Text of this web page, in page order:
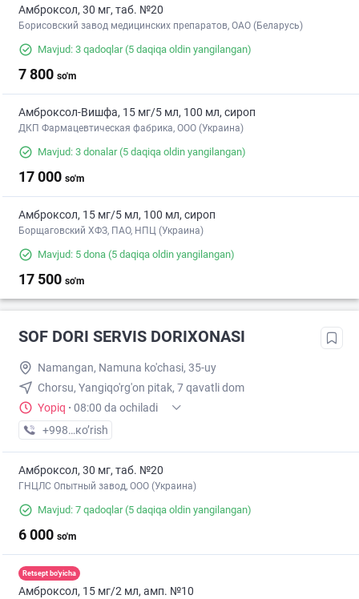
Амброксол, 30 мг, таб. №20
Борисовский завод медицинских препаратов, ОАО (Беларусь)
Mavjud: 3 qadoqlar(5 daqiqa oldin yangilangan)
7 800 so'm
Амброксол-Вишфа, 15 мг/5 мл, 100 мл, сироп
ДКП Фармацевтическая фабрика, ООО (Украина)
Mavjud: 3 donalar(5 daqiqa oldin yangilangan)
17 000 so'm
Амброксол, 15 мг/5 мл, 100 мл, сироп
Борщаговский ХФЗ, ПАО, НПЦ (Украина)
Mavjud: 5 dona (5 daqiqa oldin yangilangan)
17 500 so'm
SOF DORI SERVIS DORIXONASI
Namangan, Namuna ko'chasi, 35-uy
Chorsu, Yangiqo'rg'on pitak, 7 qavatli dom
Yopiq · 08:00 da ochiladi
+998 (91) XXX-XX-XX
кo’rish
Амброксол, 30 мг, таб. №20
ГНЦЛС Опытный завод, ООО (Украина)
Mavjud: 7 qadoqlar(5 daqiqa oldin yangilangan)
6 000 so'm
Retsept bo'yicha
Амброксол, 15 мг/2 мл, амп. №10